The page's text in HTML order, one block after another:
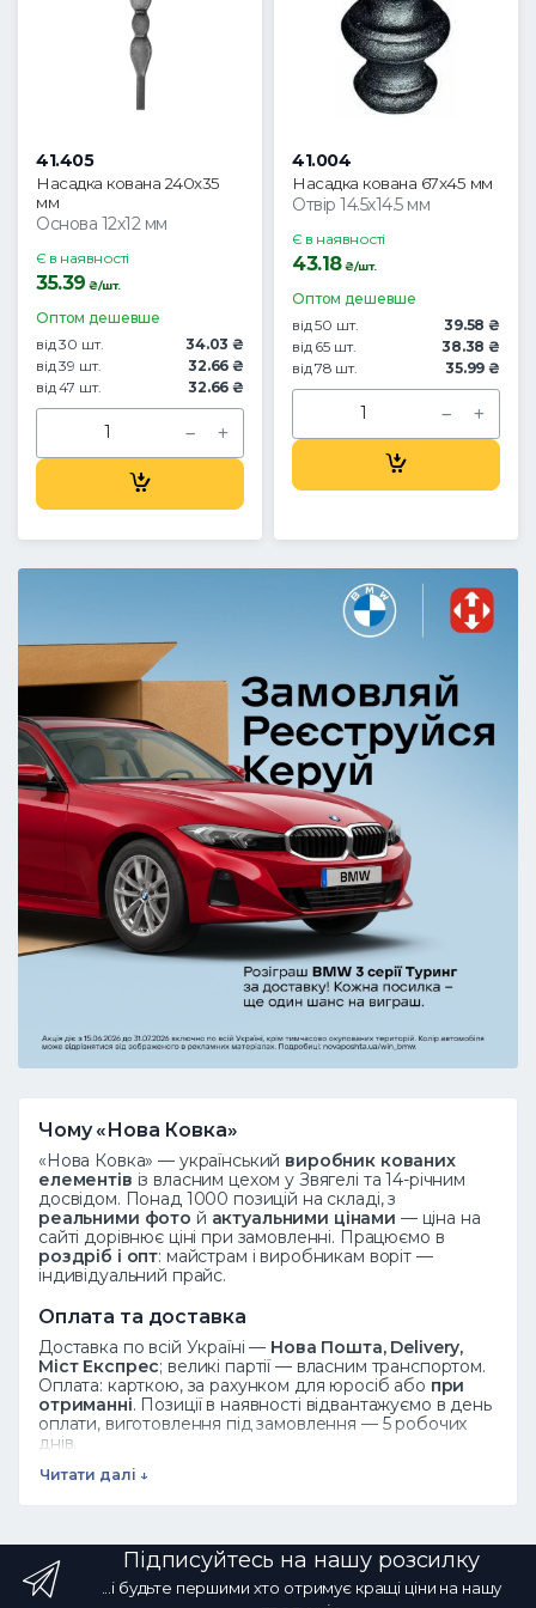
41.405
Насадка кована 240х35
мм
Основа 12х12 мм
Є в наявності
35.39 ₴/шт.
Оптом дешевше
від 30 шт.
34.03 ₴
від 39 шт.
32.66 ₴
від 47 шт.
32.66 ₴
41.004
Насадка кована 67х45 мм
Отвір 14.5х14.5 мм
Є в наявності
43.18₴/шт.
Оптом дешевше
від 50 шт.
39.58 ₴
від 65 шт.
38.38 ₴
від 78 шт.
35.99 ₴
Чому «Нова Ковка»
«Нова Ковка» — український виробник кованих
елементів із власним цехом у Звягелі та 14-річним
досвідом. Понад 1000 позицій на складі, з
реальними фото й актуальними цінами — ціна на
сайті дорівнює ціні при замовленні. Працюємо в
роздріб і опт: майстрам і виробникам воріт —
індивідуальний прайс.
Оплата та доставка
Доставка по всій Україні — Нова Пошта, Delivery,
Міст Експрес; великі партії — власним транспортом.
Оплата: карткою, за рахунком для юросіб або при
отриманні. Позиції в наявності відвантажуємо в день
оплати, виготовлення під замовлення — 5 робочих
днів.
Дивіться також
Часті запитання
Читати далі ↓
Підписуйтесь на нашу розсилку
...і будьте першими хто отримує кращі ціни на нашу